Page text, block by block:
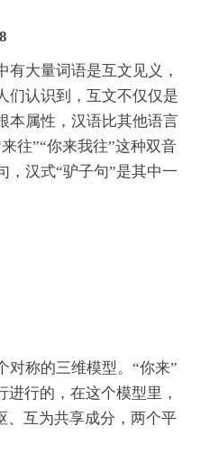
大量词语是互文见义，
们认识到，互文不仅仅是
本属性，汉语比其他语言
往”“你来我往”这种双音
，汉式“驴子句”是其中一
称的三维模型。“你来”
进行的，在这个模型里，
、互为共享成分，两个平